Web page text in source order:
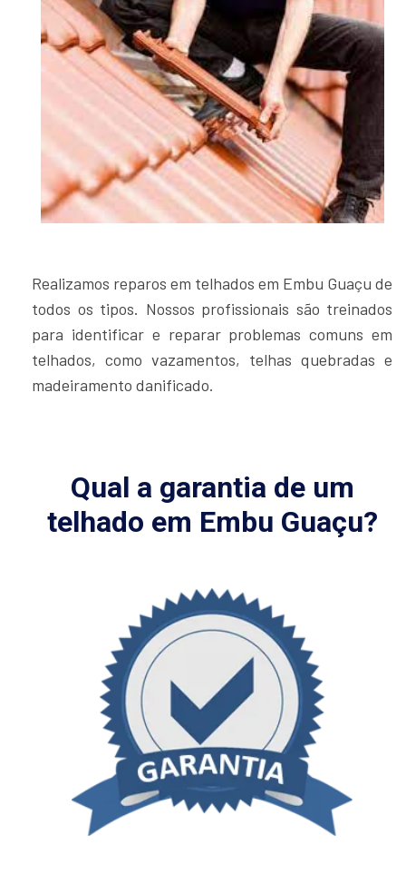
Realizamos reparos em telhados em Embu Guaçu de
todos os tipos. Nossos profissionais são treinados
para identificar e reparar problemas comuns em
telhados, como vazamentos, telhas quebradas e
madeiramento danificado.
Qual a garantia de um
telhado em Embu Guaçu?